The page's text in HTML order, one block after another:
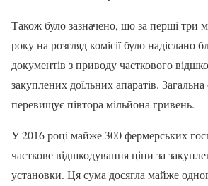
Також було зазначено, що за перші три
року на розгляд комісії було надіслано
документів з приводу часткового
закуплених доїльних апаратів.
перевищує півтора мільйона гривень.
У 2016 році майже 300 фермерських
часткове відшкодування ціни за
установки. Ця сума досягла майже